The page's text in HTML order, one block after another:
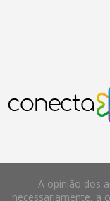
A opinião dos
necessariamente, a